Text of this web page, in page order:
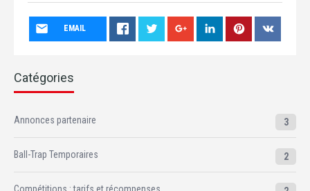
EMAIL
Catégories
Annonces partenaire 3
Ball-Trap Temporaires 2